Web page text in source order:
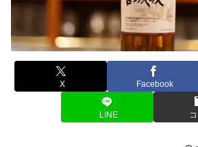
X Facebook
LINE